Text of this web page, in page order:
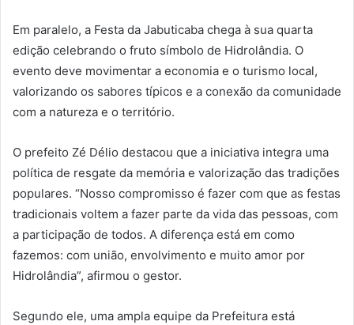
Em paralelo, a Festa da Jabuticaba chega à sua quarta
edição celebrando o fruto símbolo de Hidrolândia. O
evento deve movimentar a economia e o turismo local,
valorizando os sabores típicos e a conexão da comunidade
com a natureza e o território.
O prefeito Zé Délio destacou que a iniciativa integra uma
política de resgate da memória e valorização das tradições
populares. “Nosso compromisso é fazer com que as festas
tradicionais voltem a fazer parte da vida das pessoas, com
a participação de todos. A diferença está em como
fazemos: com união, envolvimento e muito amor por
Hidrolândia”, afirmou o gestor.
Segundo ele, uma ampla equipe da Prefeitura está